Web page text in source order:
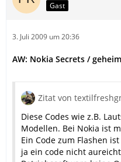
Gast
3. Juli 2009 um 20:36
AW: Nokia Secrets /
Zitat von
Diese Codes wie z.B.
Modellen. Bei Nokia ist
Ein Code zum Flashen
ja ein code nicht